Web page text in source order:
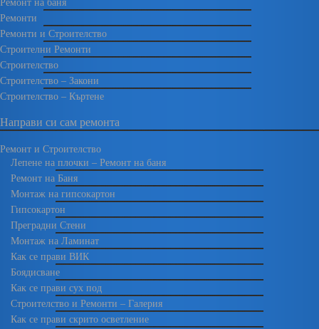
Ремонт на баня
Ремонти
Ремонти и Строителство
Строителни Ремонти
Строителство
Строителство – Закони
Строителство – Къртене
Направи си сам ремонта
Ремонт и Строителство
Лепене на плочки – Ремонт на баня
Ремонт на Баня
Монтаж на гипсокартон
Гипсокартон
Преградни Стени
Монтаж на Ламинат
Как се прави ВИК
Боядисване
Как се прави сух под
Строителство и Ремонти – Галерия
Как се прави скрито осветление